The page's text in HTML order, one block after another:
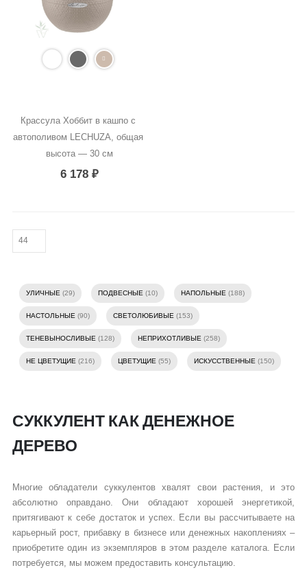
Крассула Хоббит в кашпо с
автополивом LECHUZA, общая
высота — 30 см
6 178 ₽
УЛИЧНЫЕ (29) ПОДВЕСНЫЕ (10) НАПОЛЬНЫЕ (188)
НАСТОЛЬНЫЕ (90) СВЕТОЛЮБИВЫЕ (153)
ТЕНЕВЫНОСЛИВЫЕ (128) НЕПРИХОТЛИВЫЕ (258)
НЕ ЦВЕТУЩИЕ (216) ЦВЕТУЩИЕ (55) ИСКУССТВЕННЫЕ (150)
СУККУЛЕНТ КАК ДЕНЕЖНОЕ
ДЕРЕВО
Многие обладатели суккулентов хвалят свои растения, и это
абсолютно оправдано. Они обладают хорошей энергетикой,
притягивают к себе достаток и успех. Если вы рассчитываете на
карьерный рост, прибавку в бизнесе или денежных накоплениях –
приобретите один из экземпляров в этом разделе каталога. Если
потребуется, мы можем предоставить консультацию.